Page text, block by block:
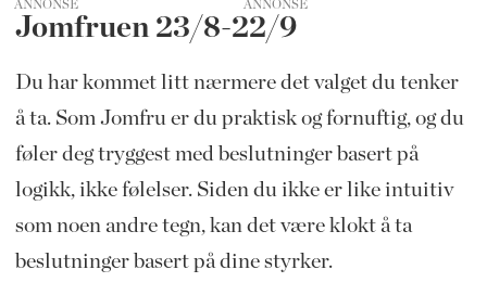
ANNONSE
Jomfruen 23/8-22/9
Du har kommet litt nærmere det valget du tenker
å ta. Som Jomfru er du praktisk og fornuftig, og du
føler deg tryggest med beslutninger basert på
logikk, ikke følelser. Siden du ikke er like intuitiv
som noen andre tegn, kan det være klokt å ta
beslutninger basert på dine styrker.